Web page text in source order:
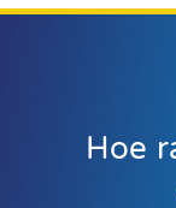
Hoe